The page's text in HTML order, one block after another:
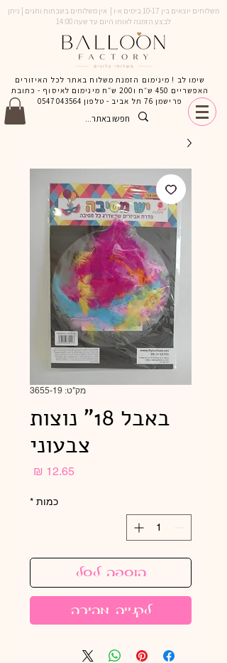
משלוחים יוצאים בין 10-17 בימים א-ו | אין משלוחים בשבתות וחגים | ניתן
לבצע הזמנה לאותו היום עד שעה 14:00
שימו לב ! מינימום הזמנת משלוח באתר לכל האיזורים
האפשריים 450 ש״ח ו200 ש״ח מינימום לאיסוף - כתובת
פרישמן 76 תל אביב - טלפון
0547043564
מק"ט: 3655-19
באבל 18" נוצות
צבעוני
כמות *
הוספה לסל
לקנייה מהירה